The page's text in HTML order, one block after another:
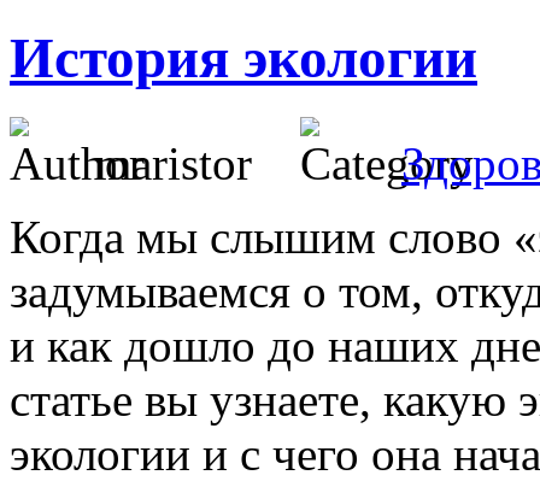
История экологии
maristor
Когда мы слышим слово
задумываемся о том,
и как дошло до наших
статье вы узнаете,
экологии и с чего она